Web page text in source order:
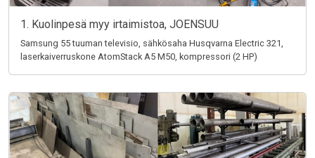
1. Kuolinpesä myy irtaimistoa, JOENSUU
Samsung 55 tuuman televisio, sähkösaha Husqvarna Electric 321,
laserkaiverruskone AtomStack A5 M50, kompressori (2 HP)